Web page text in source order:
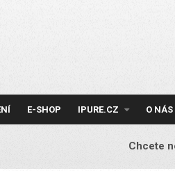
E-SHOP IPURE.CZ O NÁS
Chcete